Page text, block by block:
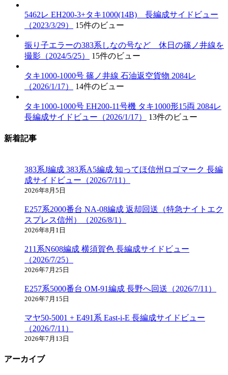
5462レ EH200-3+タキ1000(14B) 長編成サイドビュー
（2023/3/29）
15件のビュー
振り子エラーの383系しなの号など 休日の篠ノ井線を
撮影（2024/5/25）
15件のビュー
タキ1000-1000号 篠ノ井線 石油返空貨物 2084レ
（2026/1/17）
14件のビュー
タキ1000-1000号 EH200-11号機 タキ1000形15両 2084レ
長編成サイドビュー（2026/1/17）
13件のビュー
新着記事
383系J編成 383系A5編成 知ってほ信州ロゴマーク 長編
成サイドビュー（2026/7/11）
2026年8月5日
E257系2000番台 NA-08編成 返却回送（特急ナイトエク
スプレス信州）（2026/8/1）
2026年8月1日
211系N608編成 横須賀色 長編成サイドビュー
（2026/7/25）
2026年7月25日
E257系5000番台 OM-91編成 長野へ回送（2026/7/11）
2026年7月15日
マヤ50-5001 + E491系 East-i-E 長編成サイドビュー
（2026/7/11）
2026年7月13日
アーカイブ